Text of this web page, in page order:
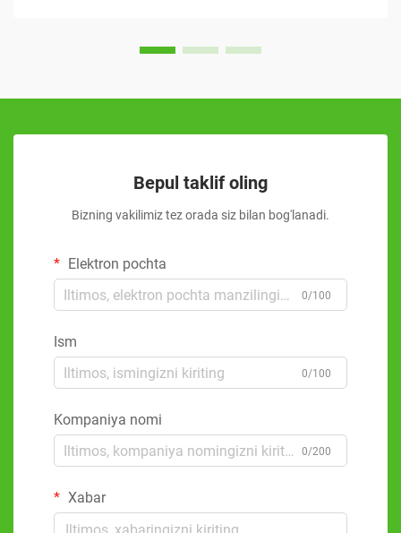
Bepul taklif oling
Bizning vakilimiz tez orada siz bilan bog'lanadi.
Elektron pochta
0/100
Ism
0/100
Kompaniya nomi
0/200
Xabar